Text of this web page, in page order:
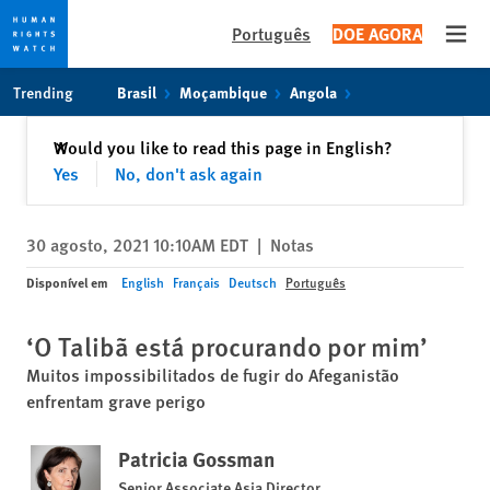
content
Português DOE AGORA
Trending Brasil Moçambique Angola
Would you like to read this page in English?
Yes
No, don't ask again
✕Fechar
30 agosto, 2021 10:10AM EDT | Notas
Disponível em English Français Deutsch Português
‘O Talibã está procurando por mim’
Muitos impossibilitados de fugir do Afeganistão
enfrentam grave perigo
Patricia Gossman